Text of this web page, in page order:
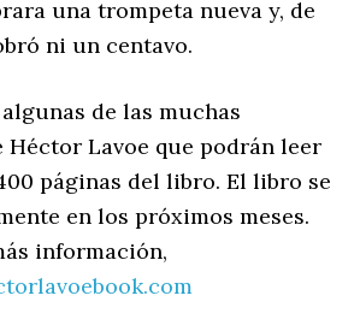
una trompeta nueva y, de
ni un centavo.
de las muchas
Lavoe que podrán leer
páginas del libro. El libro se
en los próximos meses.
información,